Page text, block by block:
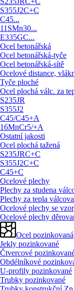
S355J2C+C
C45...
11SMn30...
E335GC...
Ocel betonářská
Ocel betonářská-tyče
Ocel betonářská-sítě
Ocelové distance,
Tyče ploché
Ocel plochá válc. za
S235JR
S355J2
C45/C45+A
16MnCr5/+A
Ostatní jakosti
Ocel plochá tažená
S235JRC+C
S355J2C+C
C45+C
Ocelové plechy
Plechy za studena
Plechy za tepla
Ocelové plechy se
Ocelové plechy
Ocel pozinkovaná
Jekly pozinkované
Čtvercové
Obdélníkové
U-profily pozinkované
Trubky pozinkované